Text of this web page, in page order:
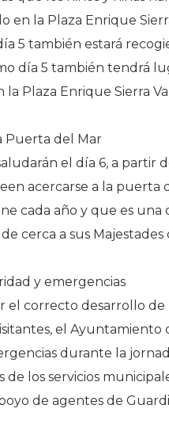
en la Plaza Enrique
5 también estará
día 5 también tendrá
la Plaza Enrique Sierra
Puerta del Mar
el día 6, a partir
acercarse a la
cada año y que es
cerca a sus Majestades
y emergencias
el correcto desarrollo de
el Ayuntamiento
durante la
los servicios
de agentes de